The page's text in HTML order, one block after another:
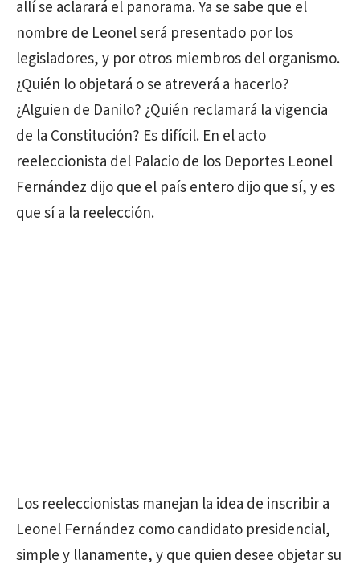
allí se aclarará el panorama. Ya se sabe que el
nombre de Leonel será presentado por los
legisladores, y por otros miembros del organismo.
¿Quién lo objetará o se atreverá a hacerlo?
¿Alguien de Danilo? ¿Quién reclamará la vigencia
de la Constitución? Es difícil. En el acto
reeleccionista del Palacio de los Deportes Leonel
Fernández dijo que el país entero dijo que sí, y es
que sí a la reelección.
Los reeleccionistas manejan la idea de inscribir a
Leonel Fernández como candidato presidencial,
simple y llanamente, y que quien desee objetar su